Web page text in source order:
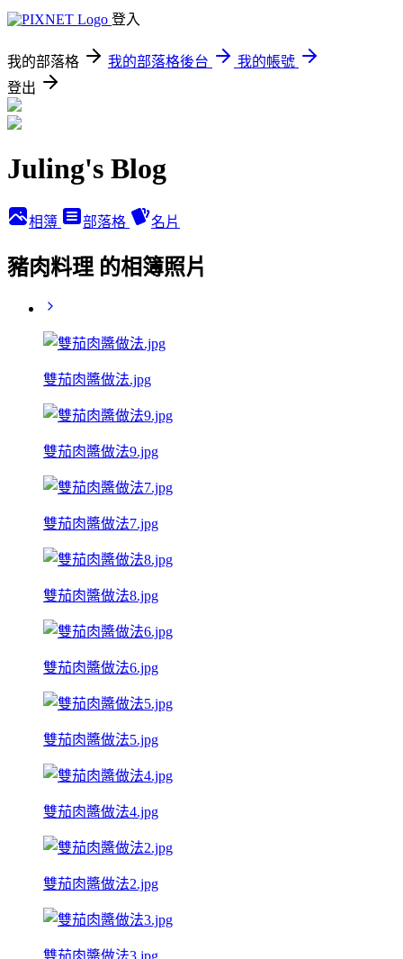
登入
我的部落格 我的部落格後台
我的帳號
登出
Juling's Blog
相簿 部落格 名片
豬肉料理 的相簿照片
雙茄肉醬做法.jpg
雙茄肉醬做法9.jpg
雙茄肉醬做法7.jpg
雙茄肉醬做法8.jpg
雙茄肉醬做法6.jpg
雙茄肉醬做法5.jpg
雙茄肉醬做法4.jpg
雙茄肉醬做法2.jpg
雙茄肉醬做法3.jpg